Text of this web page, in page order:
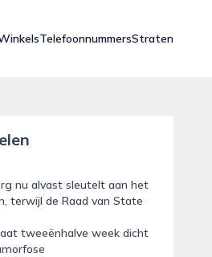
TelefoonnummersStraten
nu alvast sleutelt aan het
terwijl de Raad van State
tweeënhalve week dicht